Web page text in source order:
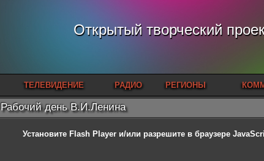
Открытый творческий
ТЕЛЕВИДЕНИЕ РАДИО РЕГИОНЫ
Рабочий день В.И.Ленина
Установите Flash Playerи/или разрешите в браузере